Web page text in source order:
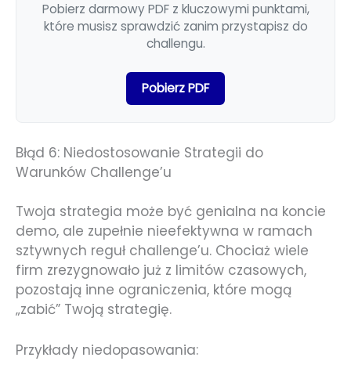
Pobierz darmowy PDF z kluczowymi punktami,
które musisz sprawdzić zanim przystapisz do
challengu.
Pobierz PDF
Błąd 6: Niedostosowanie Strategii do
Warunków Challenge’u
Twoja strategia może być genialna na koncie
demo, ale zupełnie nieefektywna w ramach
sztywnych reguł challenge’u. Chociaż wiele
firm zrezygnowało już z limitów czasowych,
pozostają inne ograniczenia, które mogą
„zabić” Twoją strategię.
Przykłady niedopasowania: